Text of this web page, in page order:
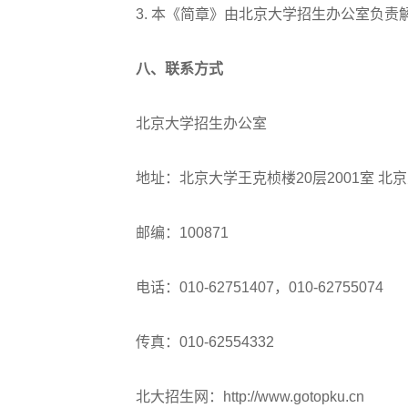
3. 本《简章》由北京大学招生办公室负责解
八、联系方式
北京大学招生办公室
地址：北京大学王克桢楼20层2001室 北京
邮编：100871
电话：010-62751407，010-62755074
传真：010-62554332
北大招生网：http://www.gotopku.cn